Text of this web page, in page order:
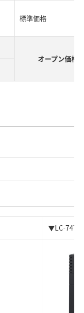
標準価格
オープン価格
▼LC-